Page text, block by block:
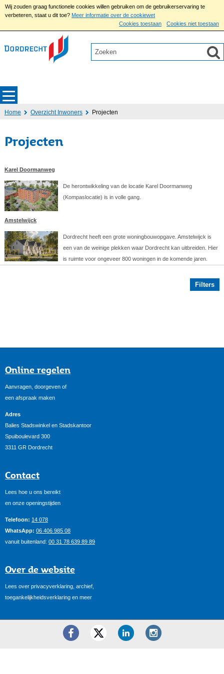
Wij zouden graag functionele cookies willen gebruiken om de gebruikerservaring te
verbeteren, staat u dit toe? Meer informatie over de cookiewet
Cookies toestaan
Cookies niet toestaan
Home Overzicht Inwoners Projecten
Projecten
Karel Doormanweg
De herontwikkeling van de locatie Karel Doormanweg
(Kompaslocatie) is in volle gang.
Amstelwijck
Dordrecht heeft een grote woningbouwopgave. Amstelwijck is
een van de weinige plekken waar Dordrecht kan uitbreiden. Hier
is ruimte voor ongeveer 800 woningen in de komende jaren.
Filters
Online regelen
Aanvragen, doorgeven of
een afspraak maken
Adres
Balies Stadswinkel en Stadskantoor
Spuiboulevard 300
3311 GR Dordrecht
Contact
Lees hoe u ons bereikt
en onze openingstijden
Telefoon: 14 078
WhatsApp: 06 406 985 08
vanuit buitenland: 00 31 78 639 89 89
Over de website
Lees over privacyverklaring, archief,
toegankelijkheidsverklaring en meer